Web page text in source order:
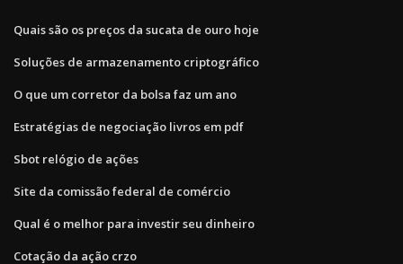
Quais são os preços da sucata de ouro hoje
Soluções de armazenamento criptográfico
O que um corretor da bolsa faz um ano
Estratégias de negociação livros em pdf
Sbot relógio de ações
Site da comissão federal de comércio
Qual é o melhor para investir seu dinheiro
Cotação da ação crzo